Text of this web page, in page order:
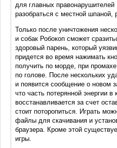
для главных правонарушителей
разобраться с местной шпаной,
Только после уничтожения
и собак Робокоп сможет
здоровый парень, который
придется во время нажимать
получить по морде, при
по голове. После нескольких
и появится сообщение о новом
что часть потерянной энергии в
восстанавливается за счет
стоит поторопиться. Играть
файлы для скачивания и
браузера. Кроме этой
игры.